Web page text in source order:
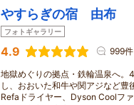
やすらぎの宿 由布
フォトギャラリー
4.9 999件
地獄めぐりの拠点・鉄輪温泉へ。
し、おおいた和牛や関アジなど豊
Refaドライヤー、Dyson Coolフ